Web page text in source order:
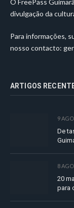
divulgação da
Para informações,
nosso contacto:
ARTIGOS
9
De
8
20
para